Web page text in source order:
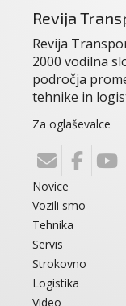
Revija
Revija
2000 vodilna
področja
tehnike in
Za oglaševalce
Novice
Vozili smo
Tehnika
Servis
Strokovno
Logistika
Video